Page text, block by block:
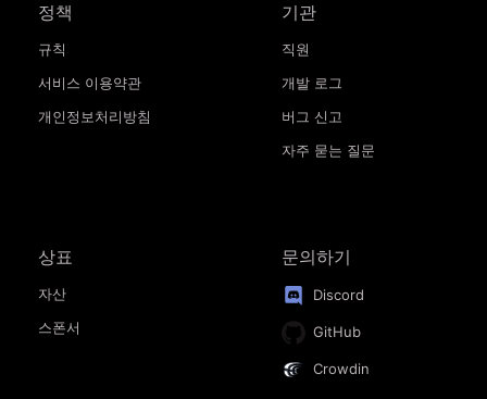
정책
규칙
서비스 이용약관
개인정보처리방침
기관
직원
개발 로그
버그 신고
자주 묻는 질문
상표
자산
스폰서
문의하기
Discord
GitHub
Crowdin